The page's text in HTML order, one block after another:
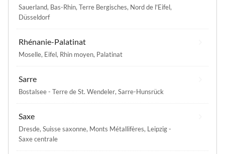
Sauerland, Bas-Rhin, Terre Bergisches, Nord de l'Eifel,
Düsseldorf
Rhénanie-Palatinat
Moselle, Eifel, Rhin moyen, Palatinat
Sarre
Bostalsee - Terre de St. Wendeler, Sarre-Hunsrück
Saxe
Dresde, Suisse saxonne, Monts Métallifères, Leipzig -
Saxe centrale